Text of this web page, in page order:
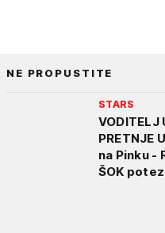
NE PROPUSTITE
STARS
VODITELJ
PRETNJE
na Pinku -
ŠOK